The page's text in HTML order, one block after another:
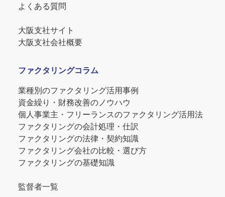
よくある質問
大阪支社サイト
大阪支社会社概要
ファクタリングコラム
業種別のファクタリング活用事例
資金繰り・財務改善のノウハウ
個人事業主・フリーランスのファクタリング活用法
ファクタリングの会計処理・仕訳
ファクタリングの法律・契約知識
ファクタリング会社の比較・選び方
ファクタリングの基礎知識
監督者一覧